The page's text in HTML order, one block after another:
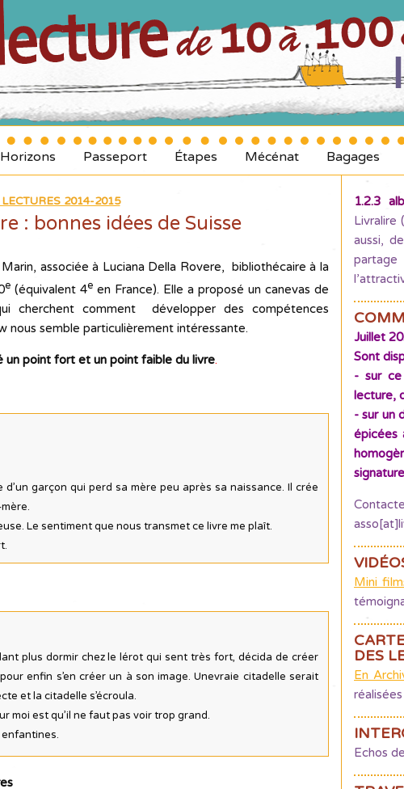
Horizons Passeport Étapes Mécénat Bagages
2014-2015
: bonnes idées de Suisse
associée à Luciana Della Rovere, bibliothécaire à la
e (équivalent 4e en France). Elle a proposé un canevas de
cherchent comment développer des compétences
nous semble particulièrement intéressante.
un point fort et un point faible du livre.
d’un garçon qui perd sa mère peu après sa naissance. Il crée
Le sentiment que nous transmet ce livre me plaît.
plus dormir chez le lérot qui sent très fort, décida de créer
enfin s’en créer un à son image. Unevraie citadelle serait
et la citadelle s’écroula.
moi est qu’il ne faut pas voir trop grand.
1.2.3
Livralire
aussi,
Juillet
Sont
- sur
lecture,
- sur un
épicées
Mini
DES
En
Echos de